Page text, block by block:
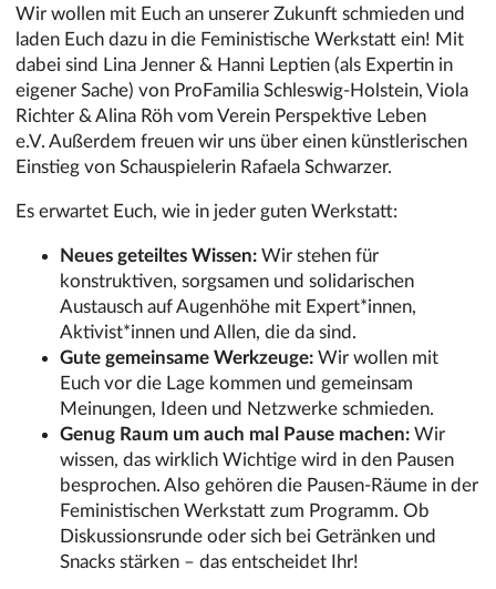
Wir wollen mit Euch an unserer Zukunft schmieden und
laden Euch dazu in die Feministische Werkstatt ein! Mit
dabei sind Lina Jenner & Hanni Leptien (als Expertin in
eigener Sache) von ProFamilia Schleswig-Holstein, Viola
Richter & Alina Röh vom Verein Perspektive Leben
e.V. Außerdem freuen wir uns über einen künstlerischen
Einstieg von Schauspielerin Rafaela Schwarzer.
Es erwartet Euch, wie in jeder guten Werkstatt:
Neues geteiltes Wissen:Wir stehen für
konstruktiven, sorgsamen und solidarischen
Austausch auf Augenhöhe mit Expert*innen,
Aktivist*innen und Allen, die da sind.
Gute gemeinsame Werkzeuge:Wir wollen mit
Euch vor die Lage kommen und gemeinsam
Meinungen, Ideen und Netzwerke schmieden.
Genug Raum um auch mal Pause machen:Wir
wissen, das wirklich Wichtige wird in den Pausen
besprochen. Also gehören die Pausen-Räume in der
Feministischen Werkstatt zum Programm. Ob
Diskussionsrunde oder sich bei Getränken und
Snacks stärken – das entscheidet Ihr!